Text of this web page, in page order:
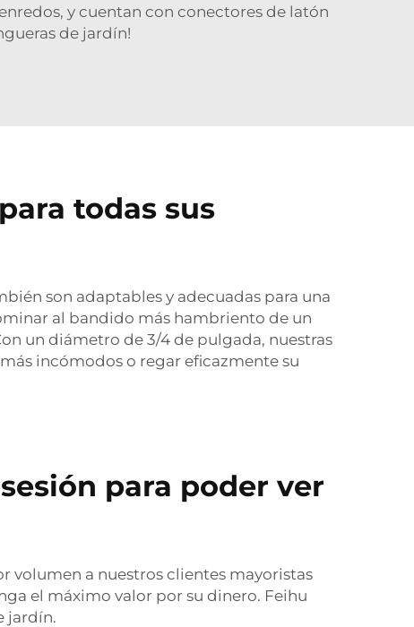
y cuentan con conectores de latón
de jardín!
todas sus
son adaptables y adecuadas para una
al bandido más hambriento de un
un diámetro de 3/4 de pulgada, nuestras
incómodos o regar eficazmente su
para poder ver
volumen a nuestros clientes mayoristas
el máximo valor por su dinero. Feihu
jardín.